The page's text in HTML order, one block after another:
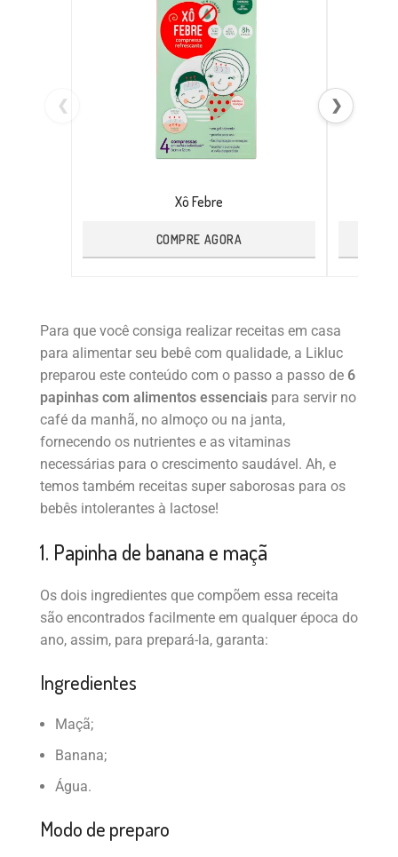
❮
Xô Febre
COMPRE AGORA
❯
Para que você consiga realizar receitas em casa
para alimentar seu bebê com qualidade, a Likluc
preparou este conteúdo com o passo a passo de 6
papinhas com alimentos essenciais para servir no
café da manhã, no almoço ou na janta,
fornecendo os nutrientes e as vitaminas
necessárias para o crescimento saudável. Ah, e
temos também receitas super saborosas para os
bebês intolerantes à lactose!
1. Papinha de banana e maçã
Os dois ingredientes que compõem essa receita
são encontrados facilmente em qualquer época do
ano, assim, para prepará-la, garanta:
Ingredientes
Maçã;
Banana;
Água.
Modo de preparo